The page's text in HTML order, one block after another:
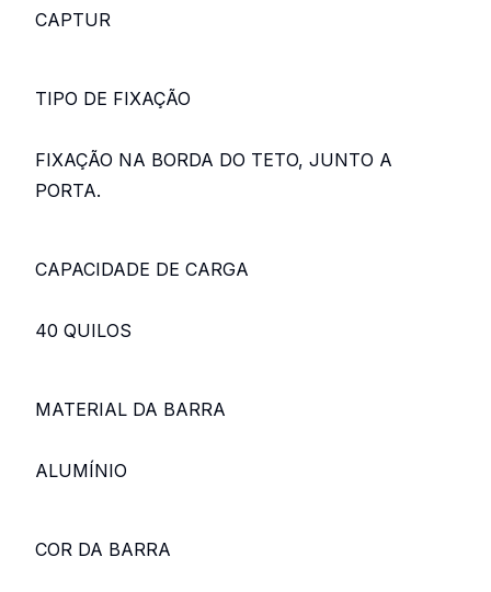
CAPTUR
TIPO DE FIXAÇÃO
FIXAÇÃO NA BORDA DO TETO, JUNTO A
PORTA.
CAPACIDADE DE CARGA
40 QUILOS
MATERIAL DA BARRA
ALUMÍNIO
COR DA BARRA